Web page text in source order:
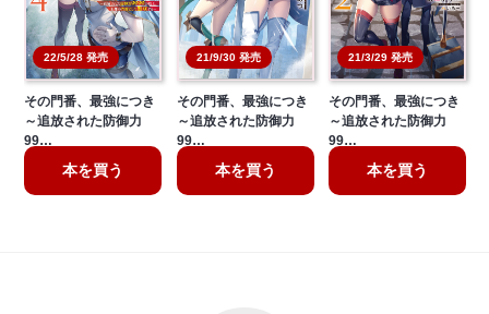
22/5/28 発売
その門番、最強につき
～追放された防御力
99…
本を買う
21/9/30 発売
その門番、最強につき
～追放された防御力
99…
本を買う
21/3/29 発売
その門番、最強につき
～追放された防御力
99…
本を買う